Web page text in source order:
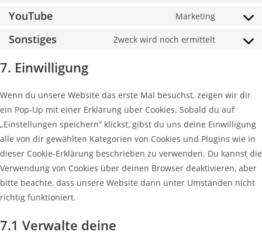
YouTube Marketing
Sonstiges Zweck wird noch ermittelt
7. Einwilligung
Wenn du unsere Website das erste Mal besuchst, zeigen wir dir
ein Pop-Up mit einer Erklärung über Cookies. Sobald du auf
„Einstellungen speichern“ klickst, gibst du uns deine Einwilligung
alle von dir gewählten Kategorien von Cookies und Plugins wie in
dieser Cookie-Erklärung beschrieben zu verwenden. Du kannst die
Verwendung von Cookies über deinen Browser deaktivieren, aber
bitte beachte, dass unsere Website dann unter Umständen nicht
richtig funktioniert.
7.1 Verwalte deine